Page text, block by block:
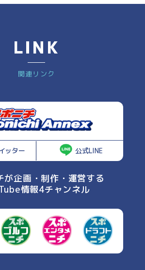
LINK
関連リンク
ッター 公式LINE
が企画・制作・運営する
情報4チャンネル